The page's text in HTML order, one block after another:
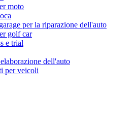
moto
per la riparazione dell'auto
golf car
e trial
dell'auto
per veicoli